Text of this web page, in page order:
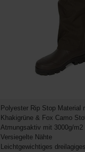
Polyester Rip Stop Material
Khakigrüne & Fox Camo
Atmungsaktiv mit 3000g/m2
Versiegelte Nähte
Leichtgewichtiges